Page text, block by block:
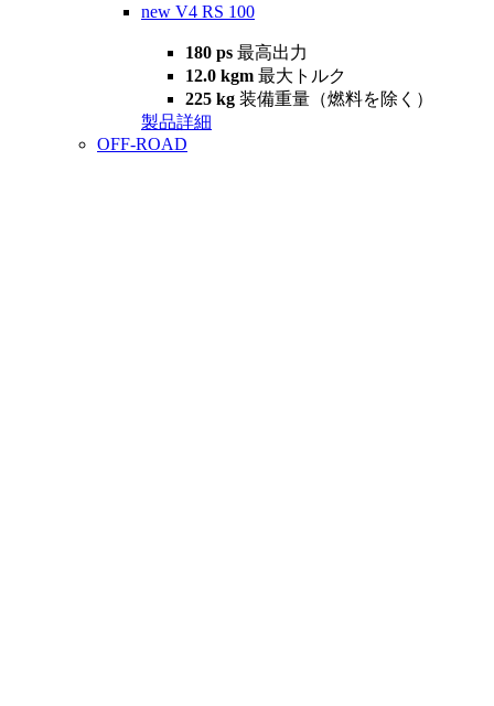
new V4 RS 100
180 ps 最高出力
12.0 kgm 最大トルク
225 kg 装備重量（燃料を除く）
製品詳細
OFF-ROAD